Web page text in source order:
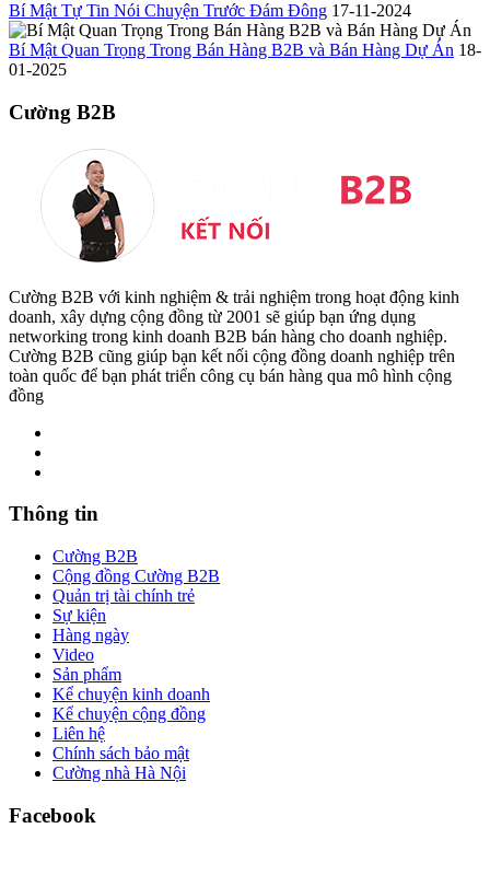
Bí Mật Tự Tin Nói Chuyện Trước Đám Đông 17-11-2024
Bí Mật Quan Trọng Trong Bán Hàng B2B và Bán Hàng Dự Án 18-
01-2025
Cường B2B
Cường B2B với kinh nghiệm & trải nghiệm trong hoạt động kinh
doanh, xây dựng cộng đồng từ 2001 sẽ giúp bạn ứng dụng
networking trong kinh doanh B2B bán hàng cho doanh nghiệp.
Cường B2B cũng giúp bạn kết nối cộng đồng doanh nghiệp trên
toàn quốc để bạn phát triển công cụ bán hàng qua mô hình cộng
đồng
Thông tin
Cường B2B
Cộng đồng Cường B2B
Quản trị tài chính trẻ
Sự kiện
Hàng ngày
Video
Sản phẩm
Kể chuyện kinh doanh
Kể chuyện cộng đồng
Liên hệ
Chính sách bảo mật
Cường nhà Hà Nội
Facebook